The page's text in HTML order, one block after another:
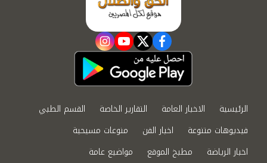
facebook
twitter
youtube
instagram
الرئيسية الاخبار العامة التقارير الخاصة
القسم الطبي
فيديوهات متنوعة
اخبار الفن
منوعات مسيحية
اخبار الرياضة
مطبخ الموقع مواضيع عامة